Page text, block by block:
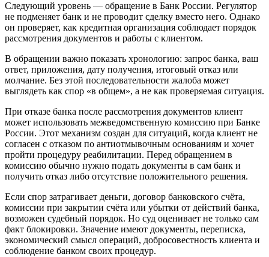
Следующий уровень — обращение в Банк России. Регулятор
не подменяет банк и не проводит сделку вместо него. Однако
он проверяет, как кредитная организация соблюдает порядок
рассмотрения документов и работы с клиентом.
В обращении важно показать хронологию: запрос банка, ваш
ответ, приложения, дату получения, итоговый отказ или
молчание. Без этой последовательности жалоба может
выглядеть как спор «в общем», а не как проверяемая ситуация.
При отказе банка после рассмотрения документов клиент
может использовать межведомственную комиссию при Банке
России. Этот механизм создан для ситуаций, когда клиент не
согласен с отказом по антиотмывочным основаниям и хочет
пройти процедуру реабилитации. Перед обращением в
комиссию обычно нужно подать документы в сам банк и
получить отказ либо отсутствие положительного решения.
Если спор затрагивает деньги, договор банковского счёта,
комиссии при закрытии счёта или убытки от действий банка,
возможен судебный порядок. Но суд оценивает не только сам
факт блокировки. Значение имеют документы, переписка,
экономический смысл операций, добросовестность клиента и
соблюдение банком своих процедур.